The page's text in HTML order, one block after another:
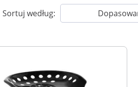
Sortuj według: